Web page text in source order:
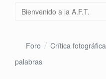
Foro Crítica fotográfica
palabras